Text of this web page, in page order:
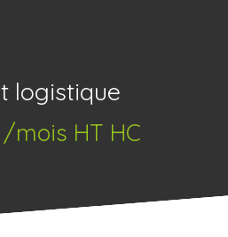
logistique
mois HT HC